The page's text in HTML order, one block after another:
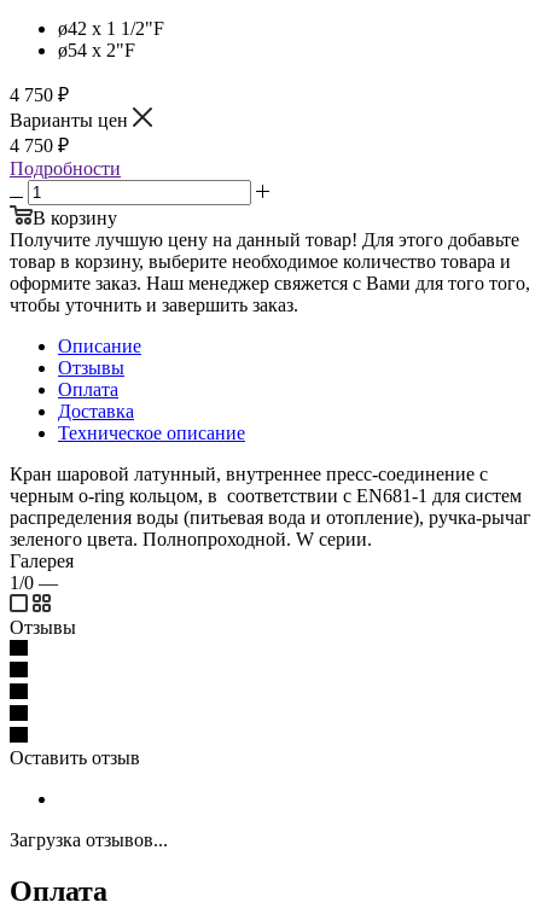
ø42 x 1 1/2"F
ø54 x 2"F
4 750 ₽
Варианты цен
4 750 ₽
Подробности
В корзину
Получите лучшую цену на данный товар! Для этого добавьте
товар в корзину, выберите необходимое количество товара и
оформите заказ. Наш менеджер свяжется с Вами для того того,
чтобы уточнить и завершить заказ.
Описание
Отзывы
Оплата
Доставка
Техническое описание
Кран шаровой латунный, внутреннее пресс-соединение с
черным o-ring кольцом, в соответствии с EN681-1 для систем
распределения воды (питьевая вода и отопление), ручка-рычаг
зеленого цвета. Полнопроходной. W серии.
Галерея
1/0 —
Отзывы
Оставить отзыв
Загрузка отзывов...
Оплата